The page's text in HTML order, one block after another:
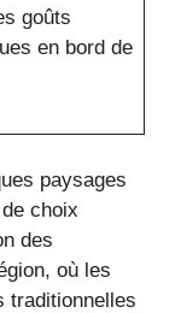
goûts
en bord de
paysages
choix
des
où les
traditionnelles